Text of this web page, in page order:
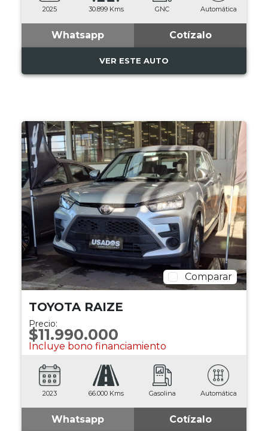
2025 30.899 Kms GNC Automática
Whatsapp Cotízalo
VER ESTE AUTO
Comparar
TOYOTA RAIZE
Precio:
$11.990.000
Incluye bono financiamiento
2023 66.000 Kms Gasolina Automática
Whatsapp Cotízalo